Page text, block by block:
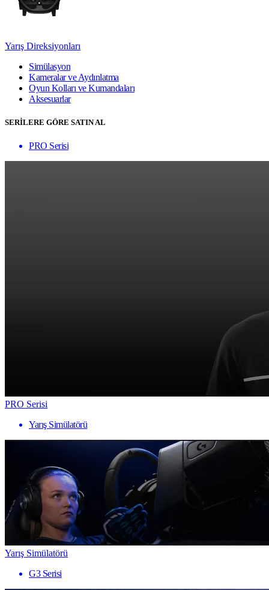
Yarış Direksiyonları
Simülasyon
Kameralar ve Aydınlatma
Oyun Kolları ve Kumandaları
Aksesuarlar
SERİLERE GÖRE SATIN AL
PRO Serisi
PRO Serisi
Yarış Simülatörü
Yarış Simülatörü
G3 Serisi